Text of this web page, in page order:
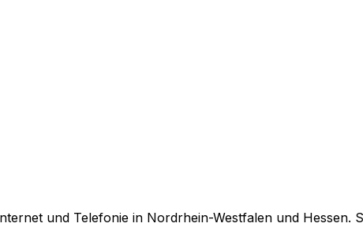
und Telefonie in Nordrhein-Westfalen und Hessen.